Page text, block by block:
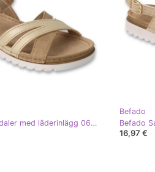
Befado barnsandaler med läderinlägg 062Y005 guld gyllene
Befado
16,97 €